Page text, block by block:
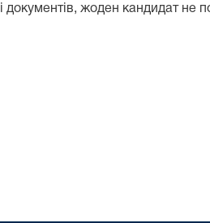
жоден кандидат не